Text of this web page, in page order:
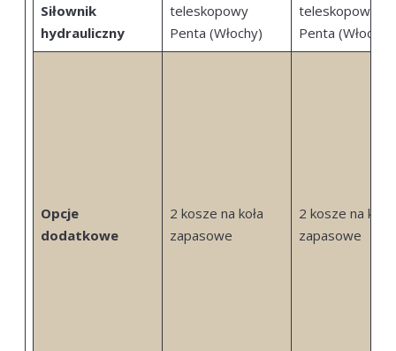
Siłownik
hydrauliczny
teleskopowy
Penta (Włochy)
teleskopowy
Penta (Włochy)
Opcje
dodatkowe
2 kosze na koła
zapasowe
2 kosze na koła
zapasowe